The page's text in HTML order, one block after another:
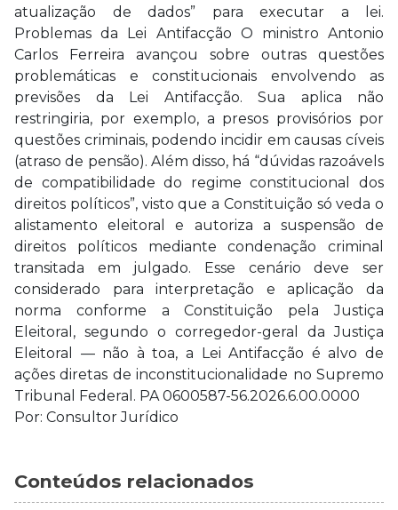
atualização de dados” para executar a lei.
Problemas da Lei Antifacção O ministro Antonio
Carlos Ferreira avançou sobre outras questões
problemáticas e constitucionais envolvendo as
previsões da Lei Antifacção. Sua aplica não
restringiria, por exemplo, a presos provisórios por
questões criminais, podendo incidir em causas cíveis
(atraso de pensão). Além disso, há “dúvidas razoávels
de compatibilidade do regime constitucional dos
direitos políticos”, visto que a Constituição só veda o
alistamento eleitoral e autoriza a suspensão de
direitos políticos mediante condenação criminal
transitada em julgado. Esse cenário deve ser
considerado para interpretação e aplicação da
norma conforme a Constituição pela Justiça
Eleitoral, segundo o corregedor-geral da Justiça
Eleitoral — não à toa, a Lei Antifacção é alvo de
ações diretas de inconstitucionalidade no Supremo
Tribunal Federal. PA 0600587-56.2026.6.00.0000
Por: Consultor Jurídico
Conteúdos relacionados